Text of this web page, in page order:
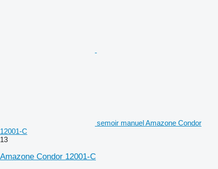
semoir manuel Amazone Condor
12001-C
13
Amazone Condor 12001-C